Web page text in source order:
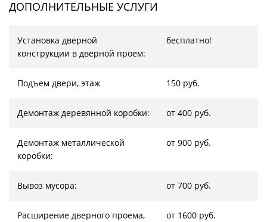
ДОПОЛНИТЕЛЬНЫЕ УСЛУГИ
Установка дверной
конструкции в дверной проем:
бесплатно!
Подъем двери, этаж 150 руб.
Демонтаж деревянной коробки: от 400 руб.
Демонтаж металлической
коробки:
от 900 руб.
Вывоз мусора: от 700 руб.
Расширение дверного проема,
от 1600 руб.